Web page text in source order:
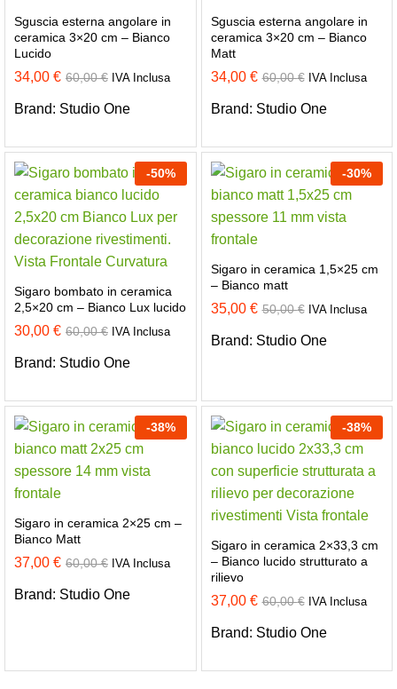
Sguscia esterna angolare in
ceramica 3×20 cm – Bianco
Lucido
34,00 € 60,00€ IVA Inclusa
Brand: Studio One
Sguscia esterna angolare in
ceramica 3×20 cm – Bianco
Matt
34,00 € 60,00€ IVA Inclusa
Brand: Studio One
-50%
Sigaro bombato in ceramica
2,5×20 cm – Bianco Lux lucido
30,00 € 60,00€ IVA Inclusa
Brand: Studio One
-30%
Sigaro in ceramica 1,5×25 cm
– Bianco matt
35,00 € 50,00€ IVA Inclusa
Brand: Studio One
-38%
Sigaro in ceramica 2×25 cm –
Bianco Matt
37,00 € 60,00€ IVA Inclusa
Brand: Studio One
-38%
Sigaro in ceramica 2×33,3 cm
– Bianco lucido strutturato a
rilievo
37,00 € 60,00€ IVA Inclusa
Brand: Studio One